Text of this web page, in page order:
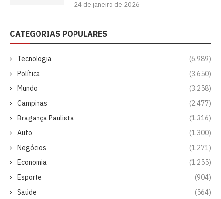
24 de janeiro de 2026
CATEGORIAS POPULARES
Tecnologia
(6.989)
Política
(3.650)
Mundo
(3.258)
Campinas
(2.477)
Bragança Paulista
(1.316)
Auto
(1.300)
Negócios
(1.271)
Economia
(1.255)
Esporte
(904)
Saúde
(564)